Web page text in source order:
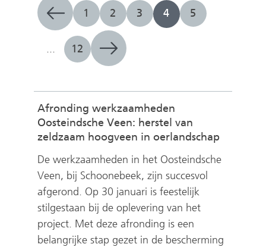
e
n
1 2 3 4 5
... 12
Afronding werkzaamheden
Oosteindsche Veen: herstel van
zeldzaam hoogveen in oerlandschap
De werkzaamheden in het Oosteindsche
Veen, bij Schoonebeek, zijn succesvol
afgerond. Op 30 januari is feestelijk
stilgestaan bij de oplevering van het
project. Met deze afronding is een
belangrijke stap gezet in de bescherming